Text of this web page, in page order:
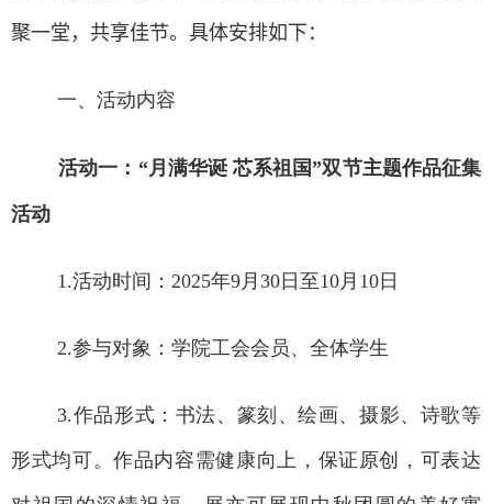
聚一堂，共享佳节。具体安排如下：
一、活动内容
活动一：“月满华诞 芯系祖国”双节主题作品征集
活动
1.活动时间：2025年9月30 日至10月 10 日
2.参与对象：学院工会会员、全体学生
3.作品形式：书法、篆刻、绘画、摄影、诗歌等
形式均可。作品内容需健康向上，保证原创，可表达